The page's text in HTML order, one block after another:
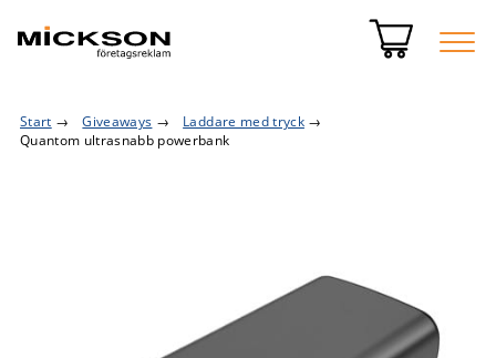
Start → Giveaways → Laddare med tryck →
Quantom ultrasnabb powerbank